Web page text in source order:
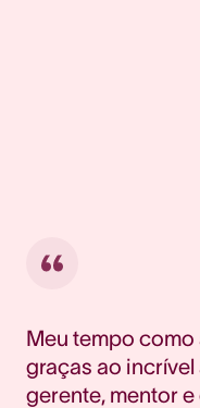
Meu tempo
graças ao
gerente, mentor